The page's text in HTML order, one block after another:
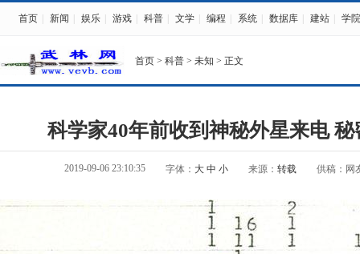
首页 新闻 娱乐 游戏 科普 文学 编程 系统 数据库 建站 学院
首页 > 科普 > 未知 > 正文
科学家40年前收到神秘外星来电
2019-09-06 23:10:35 字体： 大 中 小 来源： 转载 供稿：网